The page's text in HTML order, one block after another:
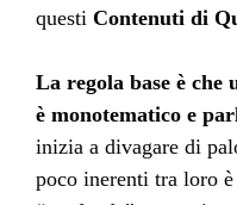
questi Contenuti di
La regola base è che
è monotematico e
inizia a divagare di
poco inerenti tra loro